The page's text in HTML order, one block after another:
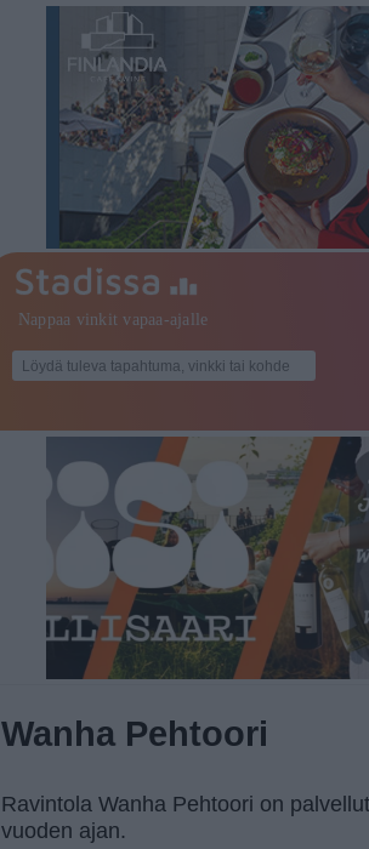
Wanha Pehtoori
Ravintola Wanha Pehtoori on
vuoden ajan.